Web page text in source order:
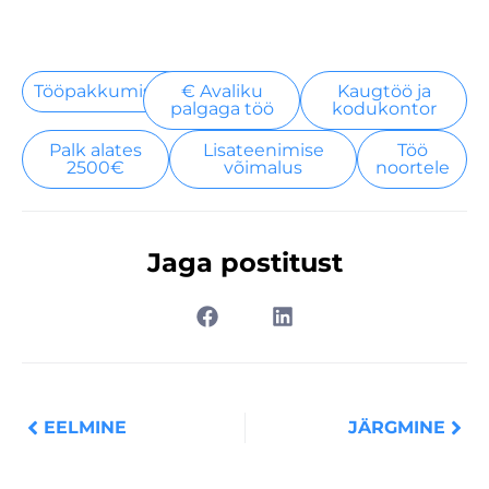
Tööpakkumised
€ Avaliku
palgaga töö
Kaugtöö ja
kodukontor
Palk alates
2500€
Lisateenimise
võimalus
Töö
noortele
Jaga postitust
EELMINE JÄRGMINE